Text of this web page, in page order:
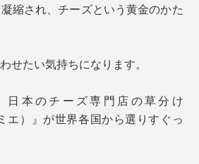
縮され、チーズという黄金のかた
せたい気持ちになります。
日本のチーズ専門店の草分け
エ）』が世界各国から選りすぐっ